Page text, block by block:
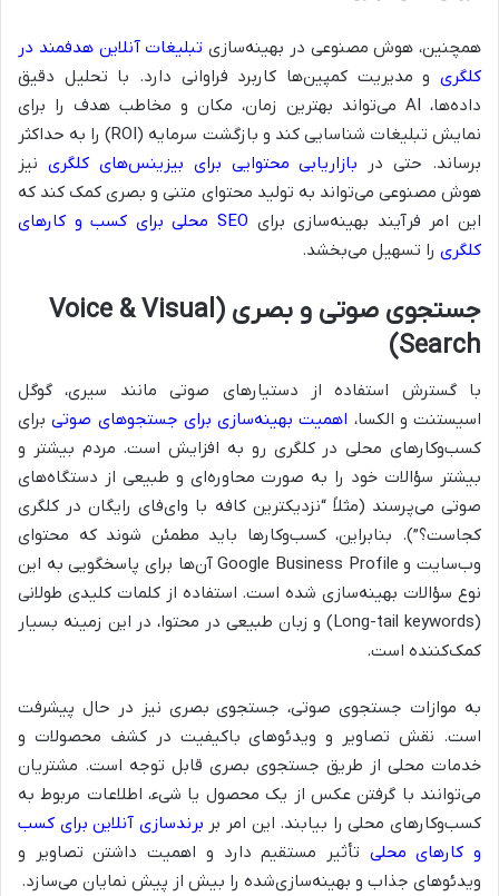
همچنین، هوش مصنوعی در بهینه‌سازی تبلیغات آنلاین هدفمند در
کلگری و مدیریت کمپین‌ها کاربرد فراوانی دارد. با تحلیل دقیق
داده‌ها، AI می‌تواند بهترین زمان، مکان و مخاطب هدف را برای
نمایش تبلیغات شناسایی کند و بازگشت سرمایه (ROI) را به حداکثر
برساند. حتی در بازاریابی محتوایی برای بیزینس‌های کلگری نیز
هوش مصنوعی می‌تواند به تولید محتوای متنی و بصری کمک کند که
این امر فرآیند بهینه‌سازی برای
SEO محلی برای کسب و کارهای
کلگری را تسهیل می‌بخشد.
جستجوی صوتی و بصری (Voice & Visual
Search)
با گسترش استفاده از دستیارهای صوتی مانند سیری، گوگل
اسیستنت و الکسا، اهمیت بهینه‌سازی برای جستجوهای صوتیبرای
کسب‌وکارهای محلی در کلگری رو به افزایش است. مردم بیشتر و
بیشتر سؤالات خود را به صورت محاوره‌ای و طبیعی از دستگاه‌های
صوتی می‌پرسند (مثلاً “نزدیکترین کافه با وای‌فای رایگان در کلگری
کجاست؟”). بنابراین، کسب‌وکارها باید مطمئن شوند که محتوای
وب‌سایت و Google Business Profile آن‌ها برای پاسخگویی به این
نوع سؤالات بهینه‌سازی شده است. استفاده از کلمات کلیدی طولانی
(Long-tail keywords) و زبان طبیعی در محتوا، در این زمینه بسیار
کمک‌کننده است.
به موازات جستجوی صوتی، جستجوی بصری نیز در حال پیشرفت
است. نقش تصاویر و ویدئوهای باکیفیت در کشف محصولات و
خدمات محلی از طریق جستجوی بصری قابل توجه است. مشتریان
می‌توانند با گرفتن عکس از یک محصول یا شیء، اطلاعات مربوط به
کسب‌وکارهای محلی را بیابند. این امر بر برندسازی آنلاین برای کسب
و کارهای محلی تأثیر مستقیم دارد و اهمیت داشتن تصاویر و
ویدئوهای جذاب و بهینه‌سازی‌شده را بیش از پیش نمایان می‌سازد.